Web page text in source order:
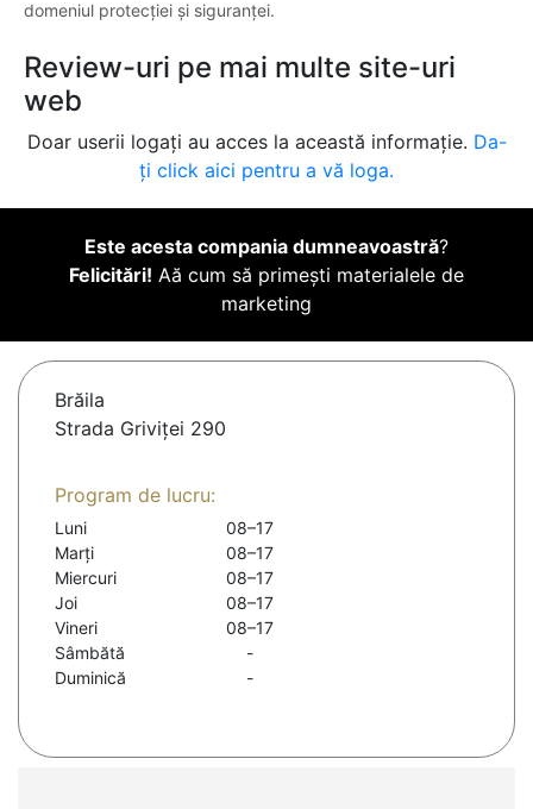
domeniul protecției și siguranței.
Review-uri pe mai multe site-uri
web
Doar userii logați au acces la această informație. Da-
ți click aici pentru a vă loga.
Este acesta compania dumneavoastră?
Felicitări! Aă cum să primești materialele de
marketing
Brăila
Strada Griviței 290
Program de lucru:
Luni
08–17
Marți
08–17
Miercuri
08–17
Joi
08–17
Vineri
08–17
Sâmbătă
-
Duminică
-